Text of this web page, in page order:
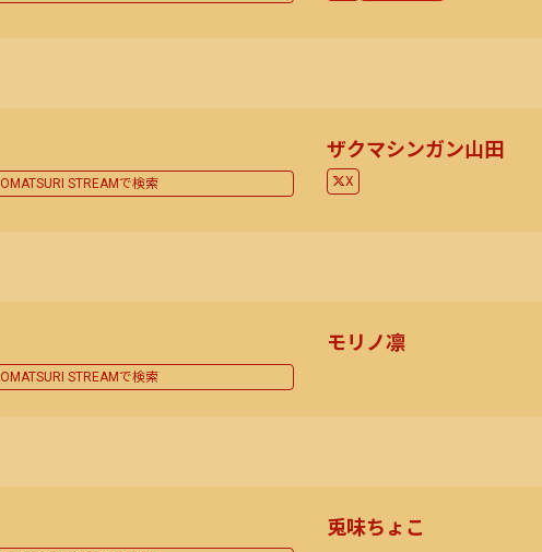
OMATSURI STREAMで検索
ザクマシンガン山田
X
OMATSURI STREAMで検索
モリノ凛
兎味ちょこ